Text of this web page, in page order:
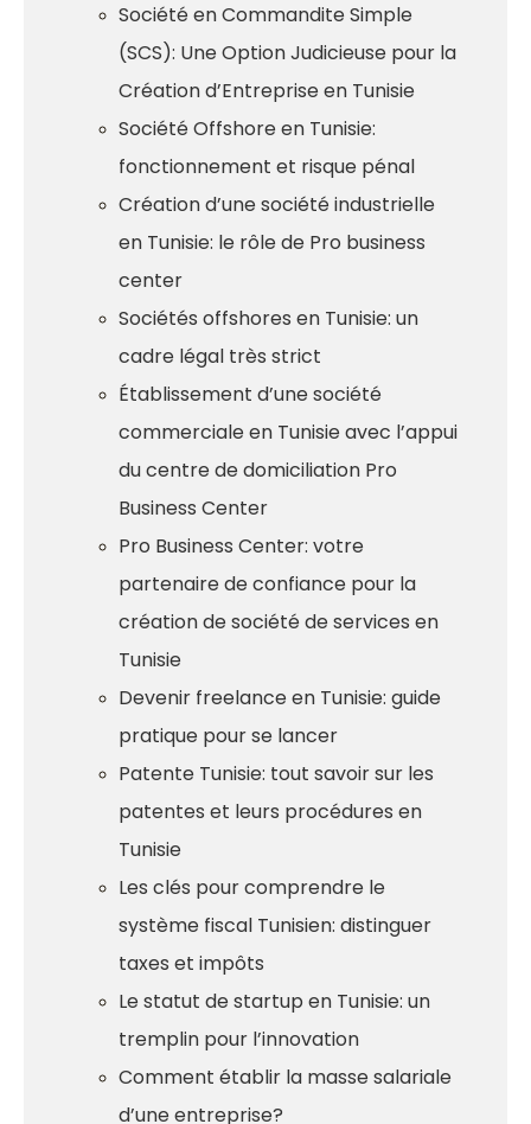
Société en Commandite Simple
(SCS): Une Option Judicieuse pour la
Création d’Entreprise en Tunisie
Société Offshore en Tunisie:
fonctionnement et risque pénal
Création d’une société industrielle
en Tunisie: le rôle de Pro business
center
Sociétés offshores en Tunisie: un
cadre légal très strict
Établissement d’une société
commerciale en Tunisie avec l’appui
du centre de domiciliation Pro
Business Center
Pro Business Center: votre
partenaire de confiance pour la
création de société de services en
Tunisie
Devenir freelance en Tunisie: guide
pratique pour se lancer
Patente Tunisie: tout savoir sur les
patentes et leurs procédures en
Tunisie
Les clés pour comprendre le
système fiscal Tunisien: distinguer
taxes et impôts
Le statut de startup en Tunisie: un
tremplin pour l’innovation
Comment établir la masse salariale
d’une entreprise?